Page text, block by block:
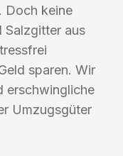
Doch keine
Salzgitter aus
sparen. Wir
erschwingliche
Umzugsgüter